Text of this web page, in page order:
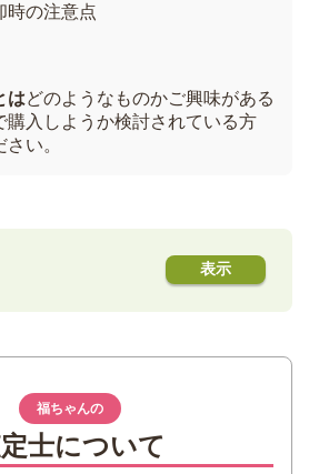
時の注意点
はどのようなものかご興味がある
購入しようか検討されている方
い。
「金塊」「延べ棒」との違い
（じがね / Bullion）
（Bar）
福ちゃんの
士について